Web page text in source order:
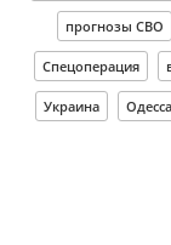
прогнозы СВО
Спецоперация
Украина Одесса